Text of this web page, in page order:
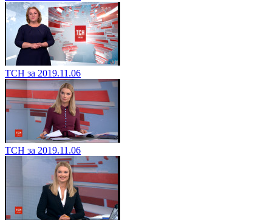
ТСН за 2019.11.06
ТСН за 2019.11.06